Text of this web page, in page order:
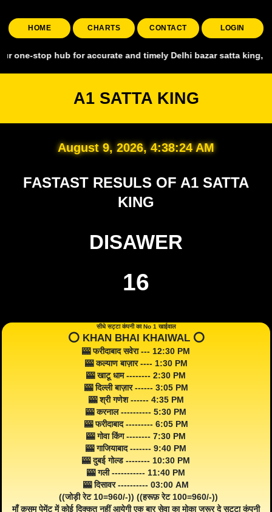
HOME CHARTS CONTACT LOGIN
hub for accurate and timely Delhi bazar satta king, covering
A1 SATTA KING
August 9, 2026, 4:38:25 AM
FASTAST RESULS OF A1 SATTA
KING
DISAWER
16
सीधे सट्टा कंपनी का No 1 खाईवाल
⭕️ KHAN BHAI KHAIWAL ⭕️
🎰 फरीदाबाद सवेरा --- 12:30 PM
🎰 कल्याण बाज़ार ---- 1:30 PM
🎰 खाटू धाम -------- 2:30 PM
🎰 दिल्ली बाज़ार ------ 3:05 PM
🎰 श्री गणेश ------ 4:35 PM
🎰 करनाल ---------- 5:30 PM
🎰 फरीदाबाद --------- 6:05 PM
🎰 गोवा किंग -------- 7:30 PM
🎰 गाजियाबाद ------- 9:40 PM
🎰 दुबई गोल्ड -------- 10:30 PM
🎰 गली ----------- 11:40 PM
🎰 दिसावर ---------- 03:00 AM
((जोड़ी रेट 10=960/-)) ((हरूफ़ रेट 100=960/-))
माँ क़सम पेमेंट में कोई दिक्कत नहीं आयेगी एक बार सेवा का मोका जरूर दे सट्टा कंपनी